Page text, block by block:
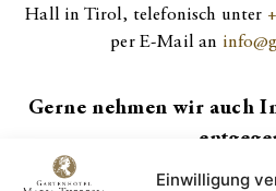
Einwilligung
Hall in Tirol, telefonisch unter
per E-Mail an
Gerne nehmen wir auch